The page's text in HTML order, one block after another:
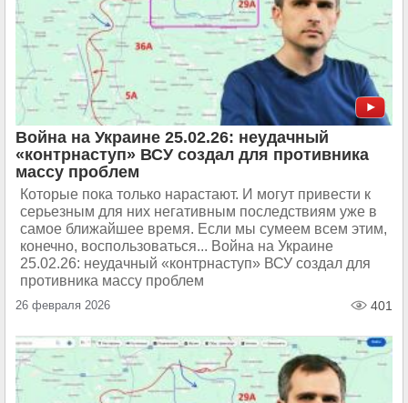
Война на Украине 25.02.26: неудачный
«контрнаступ» ВСУ создал для противника
массу проблем
Которые пока только нарастают. И могут привести к
серьезным для них негативным последствиям уже в
самое ближайшее время. Если мы сумеем всем этим,
конечно, воспользоваться... Война на Украине
25.02.26: неудачный «контрнаступ» ВСУ создал для
противника массу проблем
26 февраля 2026 401